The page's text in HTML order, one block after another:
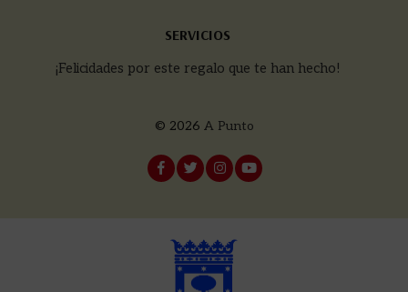
SERVICIOS
¡Felicidades por este regalo que te han hecho!
© 2026 A Punto